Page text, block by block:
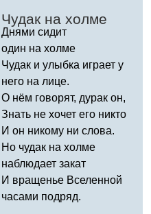
Чудак на холме
Днями сидит
один на холме
Чудак и улыбка играет у
него на лице.
О нём говорят, дурак он,
Знать не хочет его никто
И он никому ни слова.
Но чудак на холме
наблюдает закат
И вращенье Вселенной
часами подряд.